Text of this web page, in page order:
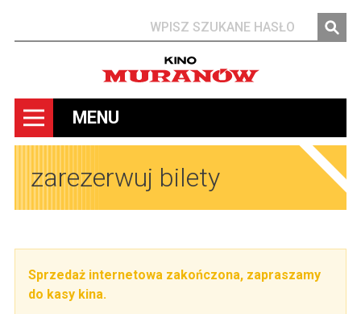
MENU
zarezerwuj bilety
Sprzedaż internetowa zakończona, zapraszamy
do kasy kina.